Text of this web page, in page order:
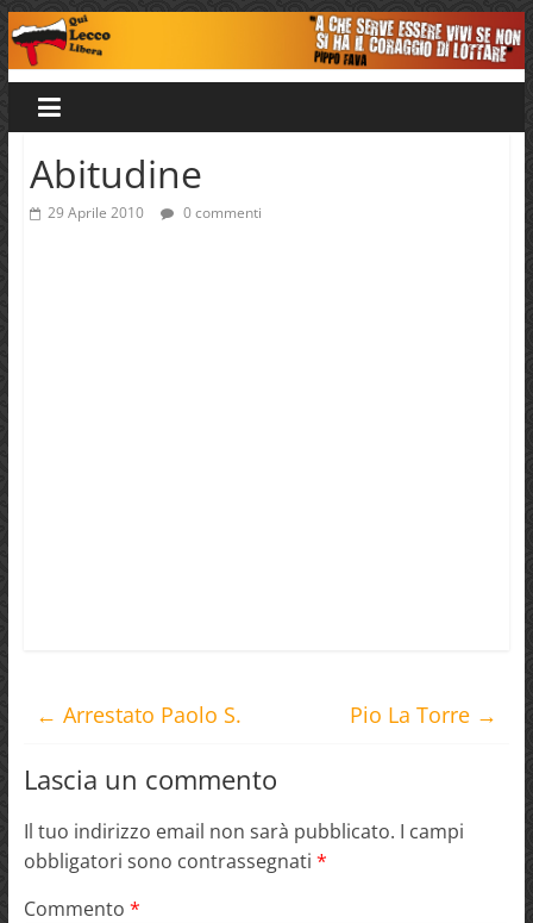
Salta
al
contenuto
Qui
Lecco
Libera
Abitudine
29 Aprile 2010 0 commenti
← Arrestato Paolo S. Pio La Torre →
Lascia un commento
Il tuo indirizzo email non sarà pubblicato. I campi
obbligatori sono contrassegnati *
Commento *